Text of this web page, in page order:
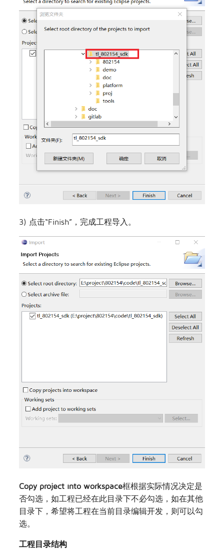
3) 点击“Finish”，完成工程导入。
Copy project into workspace框根据实际情况决定是
否勾选，如工程已经在此目录下不必勾选，如在其他
目录下，希望将工程在当前目录编辑开发，则可以勾
选。
工程目录结构